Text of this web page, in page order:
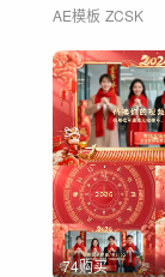
AE模板 ZCSK
74购买